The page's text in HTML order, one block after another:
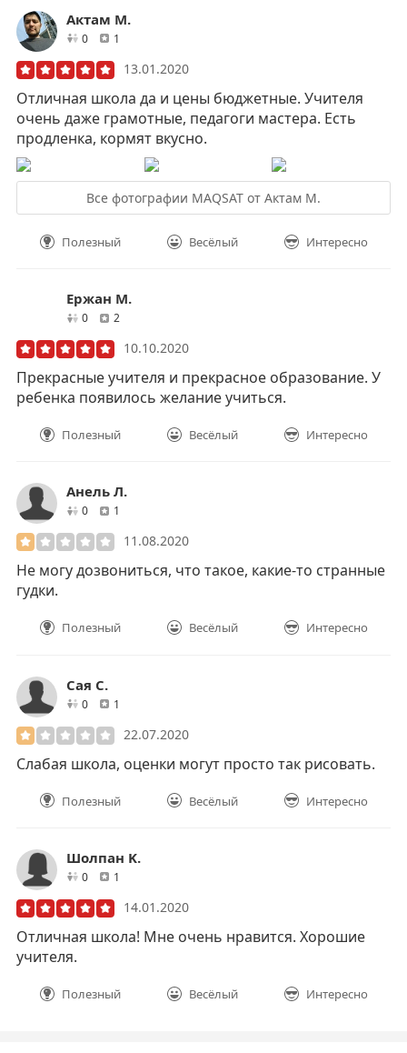
Актам М.
0друзей1
13.01.2020
Отличная школа да и цены бюджетные. Учителя
очень даже грамотные, педагоги мастера. Есть
продленка, кормят вкусно.
Все фотографии MAQSAT от Актам М.
Полезный Весёлый Интересно
Ержан М.
0друзей
2
10.10.2020
Прекрасные учителя и прекрасное образование. У
ребенка появилось желание учиться.
Полезный Весёлый Интересно
Анель Л.
0друзей1
11.08.2020
Не могу дозвониться, что такое, какие-то странные
гудки.
Полезный Весёлый Интересно
Сая С.
0друзей1
22.07.2020
Слабая школа, оценки могут просто так рисовать.
Полезный Весёлый Интересно
Шолпан K.
0друзей1
14.01.2020
Отличная школа! Мне очень нравится. Хорошие
учителя.
Полезный Весёлый Интересно